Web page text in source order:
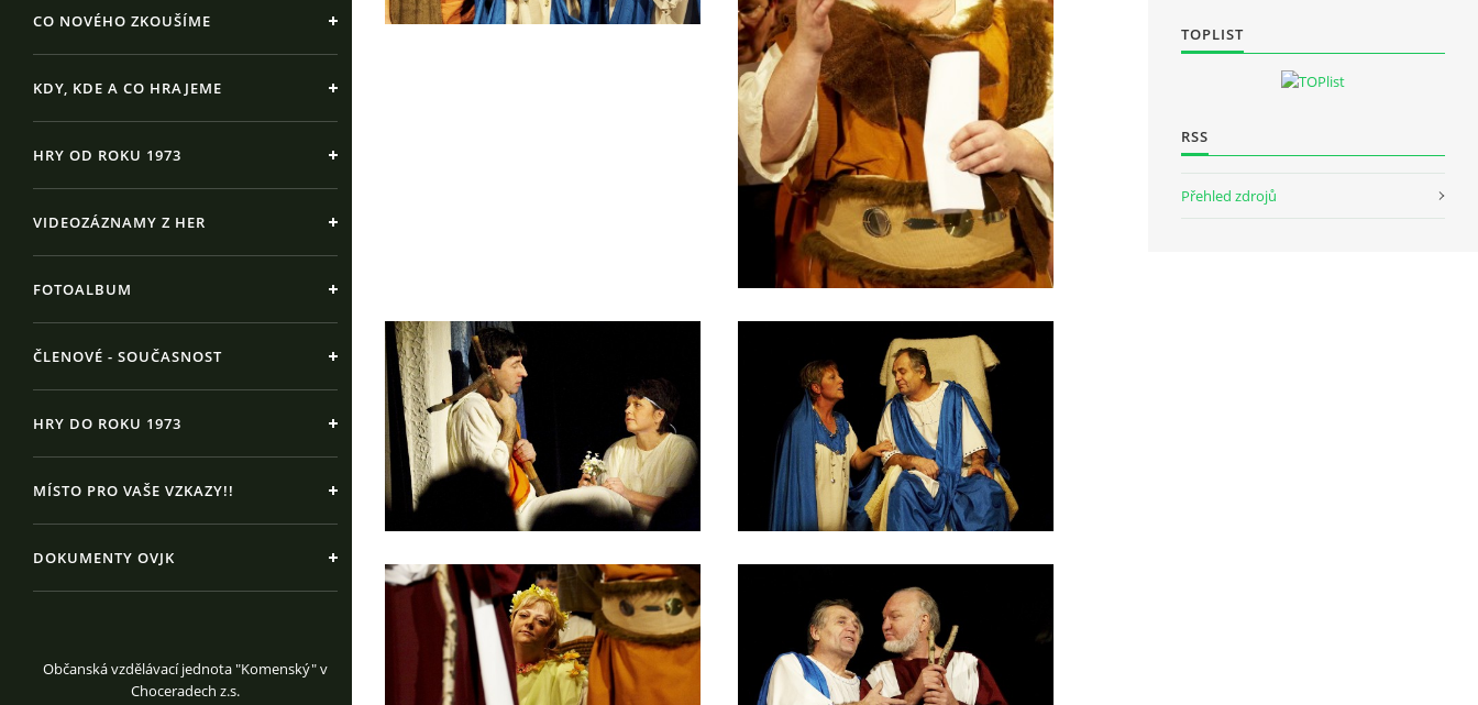
CO NOVÉHO ZKOUŠÍME
KDY, KDE A CO HRAJEME
HRY OD ROKU 1973
VIDEOZÁZNAMY Z HER
FOTOALBUM
ČLENOVÉ - SOUČASNOST
HRY DO ROKU 1973
MÍSTO PRO VAŠE VZKAZY!!
DOKUMENTY OVJK
Občanská vzdělávací jednota "Komenský" v
Choceradech z.s.
TOPLIST
RSS
Přehled zdrojů